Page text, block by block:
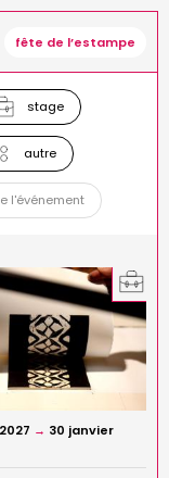
fête de l’estampe
stage
autre
l'événement
→ 30 janvier